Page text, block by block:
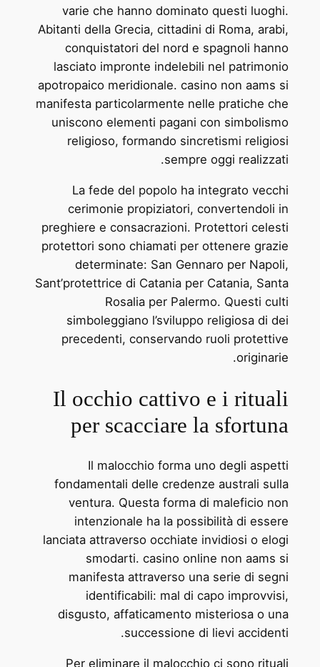
varie che hanno dominato questi luoghi.
Abitanti della Grecia, cittadini di Roma, arabi,
conquistatori del nord e spagnoli hanno
lasciato impronte indelebili nel patrimonio
apotropaico meridionale. casino non aams si
manifesta particolarmente nelle pratiche che
uniscono elementi pagani con simbolismo
religioso, formando sincretismi religiosi
sempre oggi realizzati.
La fede del popolo ha integrato vecchi
cerimonie propiziatori, convertendoli in
preghiere e consacrazioni. Protettori celesti
protettori sono chiamati per ottenere grazie
determinate: San Gennaro per Napoli,
Sant’protettrice di Catania per Catania, Santa
Rosalia per Palermo. Questi culti
simboleggiano l’sviluppo religiosa di dei
precedenti, conservando ruoli protettive
originarie.
Il occhio cattivo e i rituali
per scacciare la sfortuna
Il malocchio forma uno degli aspetti
fondamentali delle credenze australi sulla
ventura. Questa forma di maleficio non
intenzionale ha la possibilità di essere
lanciata attraverso occhiate invidiosi o elogi
smodarti. casino online non aams si
manifesta attraverso una serie di segni
identificabili: mal di capo improvvisi,
disgusto, affaticamento misteriosa o una
successione di lievi accidenti.
Per eliminare il malocchio ci sono rituali